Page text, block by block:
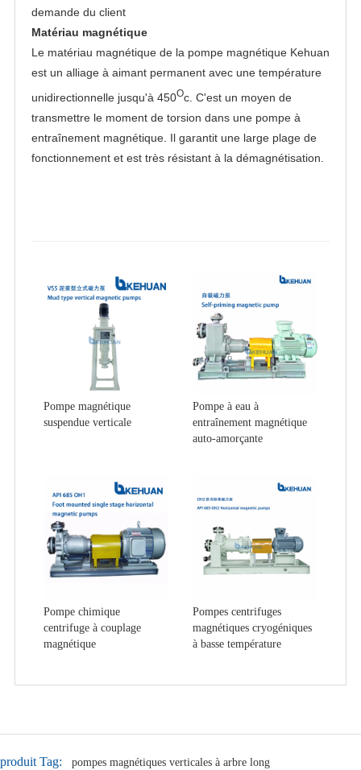
demande du client
Matériau magnétique
Le matériau magnétique de la pompe magnétique Kehuan
est un alliage à aimant permanent avec une température
unidirectionnelle jusqu'à 450Oc. C'est un moyen de
transmettre le moment de torsion dans une pompe à
entraînement magnétique. Il garantit une large plage de
fonctionnement et est très résistant à la démagnétisation.
Pompe magnétique
suspendue verticale
Pompe à eau à
entraînement magnétique
auto-amorçante
Pompe chimique
centrifuge à couplage
magnétique
Pompes centrifuges
magnétiques cryogéniques
à basse température
produit Tag:
pompes magnétiques verticales à arbre long